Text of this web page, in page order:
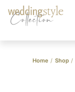
Collection
Home / Shop /